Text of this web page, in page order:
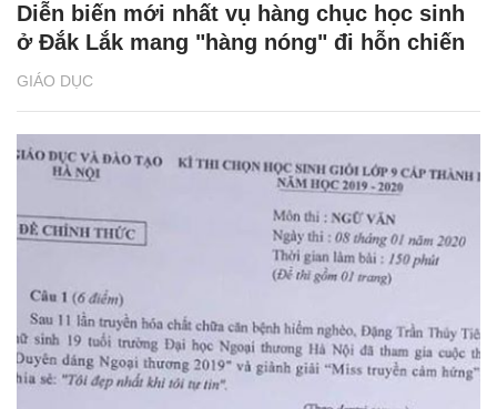
GIÁO DỤC
Diễn biến mới nhất vụ hàng chục học sinh
ở Đắk Lắk mang "hàng nóng" đi hỗn chiến